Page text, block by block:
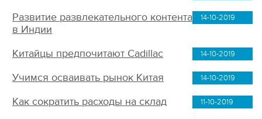
14-10-2019
Развитие развлекательного контента
в Индии
14-10-2019
Китайцы предпочитают Cadillac
14-10-2019
Учимся осваивать рынок Китая
11-10-2019
Как сократить расходы на склад